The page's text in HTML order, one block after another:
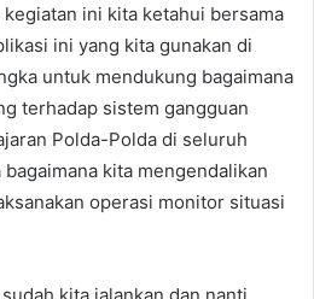
kegiatan ini kita ketahui bersama
ini yang kita gunakan di
untuk mendukung bagaimana
terhadap sistem gangguan
Polda-Polda di seluruh
kita mengendalikan
operasi monitor situasi